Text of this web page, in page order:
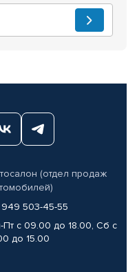
(отдел продаж
949 503-45-55
Пт с 09.00 до 18.00, Сб с
до 15.00